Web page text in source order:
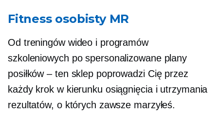
Fitness osobisty MR
Od treningów wideo i programów
szkoleniowych po spersonalizowane plany
posiłków – ten sklep poprowadzi Cię przez
każdy krok w kierunku osiągnięcia i utrzymania
rezultatów, o których zawsze marzyłeś.